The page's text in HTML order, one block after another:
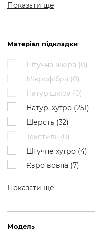
Показати ще
Матеріал підкладки
Штучна шкіра (0)
Мікрофібра (0)
Натур.шкіра (0)
Натур. хутро (251)
Шерсть (32)
Текстиль (0)
Штучне хутро (4)
Євро вовна (7)
Показати ще
Модель